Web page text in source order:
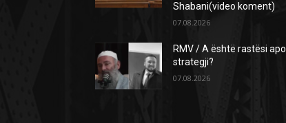
Shabani(video koment)
07.08.2026
RMV / A është rastësi apo
strategji?
07.08.2026